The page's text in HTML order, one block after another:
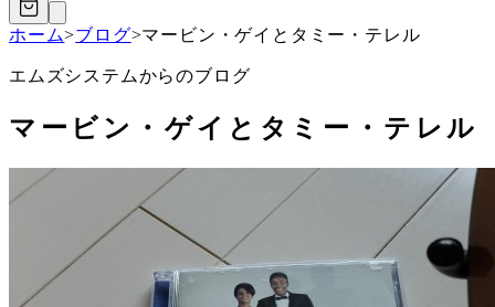
ホーム>ブログ>マービン・ゲイとタミー・テレル
エムズシステムからのブログ
マービン・ゲイとタミー・テレル